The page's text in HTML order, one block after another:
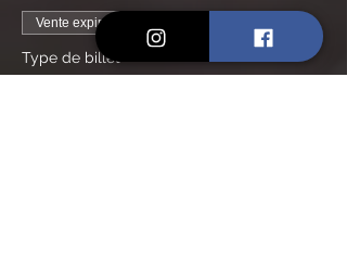
Vente expirée
Type de billet